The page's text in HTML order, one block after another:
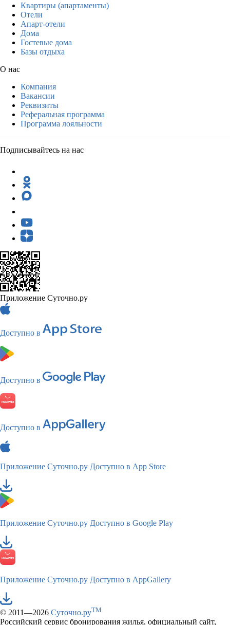
Квартиры (апартаменты)
Отели
Апарт-отели
Дома
Гостевые дома
Базы отдыха
О нас
Компания
Вакансии
Реквизиты
Реферальная программа
Программа лояльности
Подписывайтесь на нас
Приложение Суточно.ру
Доступно в
Доступно в
Доступно в
Приложение Суточно.ру Доступно в App Store
Приложение Суточно.ру Доступно в Google Play
Приложение Суточно.ру Доступно в AppGallery
© 2011—2026 Суточно.руTM
Российский сервис бронирования жилья, официальный сайт,